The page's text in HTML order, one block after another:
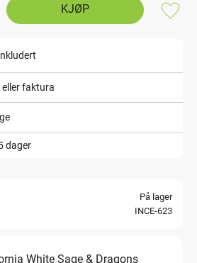
eller faktura
dager
På lager
INCE-623
White Sage & Dragons